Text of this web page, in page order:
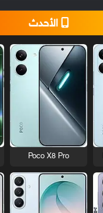
الأحدث
Poco X8 Pro